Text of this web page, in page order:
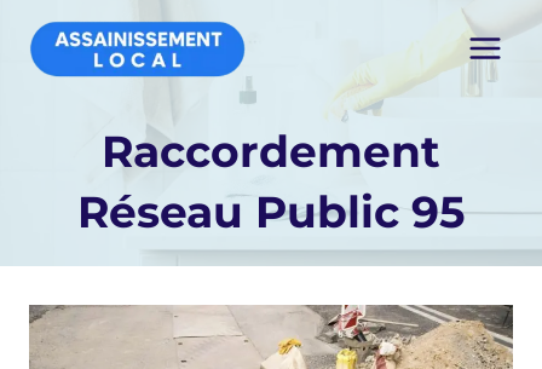
contenu
Raccordement
Réseau Public 95